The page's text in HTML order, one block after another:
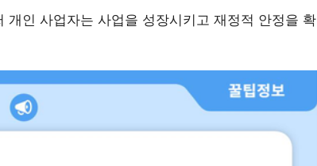
개인 사업자는 사업을 성장시키고 재정적 안정을 확